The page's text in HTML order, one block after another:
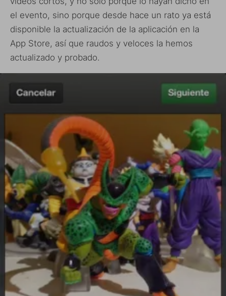
el evento, sino porque desde hace un rato ya está
disponible la actualización de la aplicación en la
App Store, así que raudos y veloces la hemos
actualizado y probado.